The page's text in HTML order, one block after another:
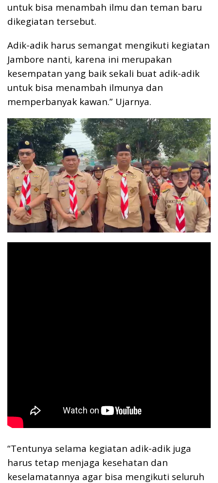
untuk bisa menambah ilmu dan teman baru
dikegiatan tersebut.
Adik-adik harus semangat mengikuti kegiatan
Jambore nanti, karena ini merupakan
kesempatan yang baik sekali buat adik-adik
untuk bisa menambah ilmunya dan
memperbanyak kawan.” Ujarnya.
“Tentunya selama kegiatan adik-adik juga
harus tetap menjaga kesehatan dan
keselamatannya agar bisa mengikuti seluruh